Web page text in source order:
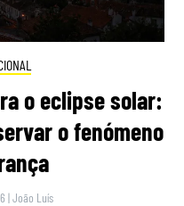
o eclipse solar:
o fenómeno
|João Luís